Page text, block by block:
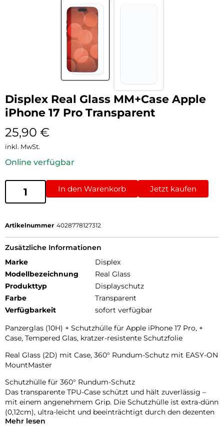
Displex Real Glass MM+Case Apple
iPhone 17 Pro Transparent
25,90 €
inkl. MwSt.
Online verfügbar
In den Warenkorb Jetzt kaufen
Artikelnummer 4028778127312
Zusätzliche Informationen
Marke
Displex
Modellbezeichnung
Real Glass
Produkttyp
Displayschutz
Farbe
Transparent
Verfügbarkeit
sofort verfügbar
Panzerglas (10H) + Schutzhülle für Apple iPhone 17 Pro, +
Case, Tempered Glas, kratzer-resistente Schutzfolie
Real Glass (2D) mit Case, 360° Rundum-Schutz mit EASY-ON
MountMaster
Schutzhülle für 360° Rundum-Schutz
Das transparente TPU-Case schützt und hält zuverlässig –
mit einem angenehmem Grip. Die Schutzhülle ist extra-dünn
(0,12cm), ultra-leicht und beeinträchtigt durch den dezenten
Look die Haptik und Optik Ihres Smartphones nur
Mehr lesen